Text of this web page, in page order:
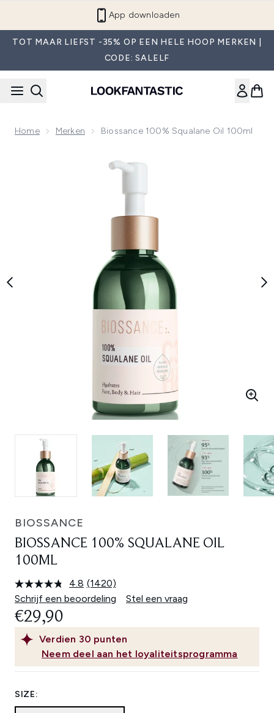
App downloaden
TOT MAAR LIEFST -35% OP EEN HELE HOOP MERKEN |
CODE: SALELF
Home Merken Biossance 100% Squalane Oil 100ml
BIOSSANCE
BIOSSANCE 100% SQUALANE OIL
100ML
4.8 Lees
1420
beoordelingen.
paginalink.
(1420)
Schrijf een beoordeling
Stel een vraag
Verdien 30 punten
Neem deel aan het loyaliteitsprogramma
€29,90
SIZE: